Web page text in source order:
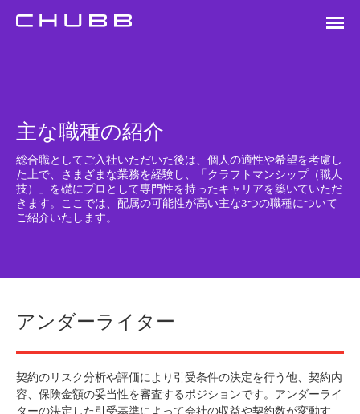
主な職種の紹介
総合職としてご入社いただいた後は、個人の適性や希望を考慮し
た上で、さまざまな業務を経験し、「クラフトマンシップ（職人
技）」を礎にプロとして専門性を持ったキャリアを築いていただ
きます。ここでは、配属の可能性が高い主な3つの職種について
ご紹介いたします。
アンダーライター
契約のリスク分析や評価により引受条件の決定を行う他、契約内
容、保険金額の妥当性を審査するポジションです。アンダーライ
ターの決定した引受基準によって会社の収益や契約数が変動す